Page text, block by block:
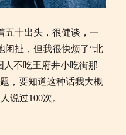
五十出头，很健谈，一
闲扯，但我很快烦了“北
人不吃王府井小吃街那
，要知道这种话我大概
说过100次。
的浪漫司机”